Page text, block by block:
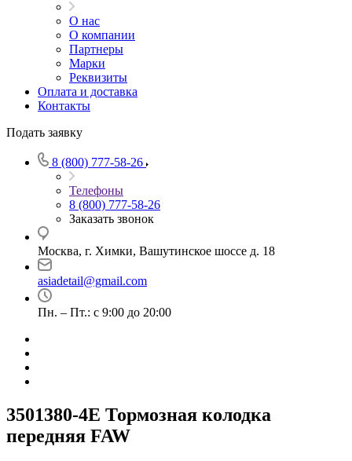
О нас
О компании
Партнеры
Марки
Реквизиты
Оплата и доставка
Контакты
Подать заявку
8 (800) 777-58-26
Телефоны
8 (800) 777-58-26
Заказать звонок
Москва, г. Химки, Вашутинское шоссе д. 18
asiadetail@gmail.com
Пн. – Пт.: с 9:00 до 20:00
3501380-4E Тормозная колодка
передняя FAW